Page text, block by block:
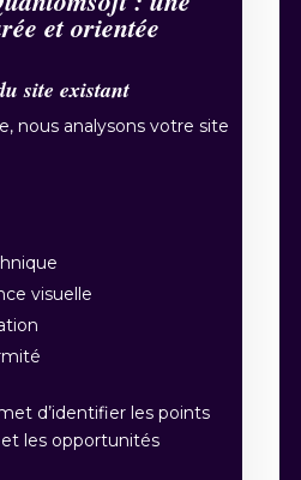
et orientée
site existant
nous analysons votre site
visuelle
d’identifier les points
les opportunités